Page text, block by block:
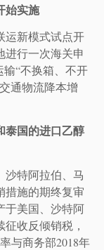
始实施
运新模式试点开
进行一次海关申
“不换箱、不开
通物流降本增
泰国的进口乙醇
沙特阿拉伯、马
措施的期终复审
于美国、沙特阿
收反倾销税，
与商务部2018年